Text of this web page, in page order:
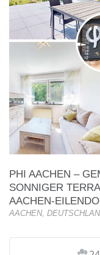
PHI AACHEN –
SONNIGER
AACHEN-
AACHEN,